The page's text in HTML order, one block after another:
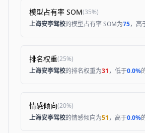
模型占有率 SOM(35%)
上海安亭驾校的模型占有率 SOM为75，高
排名权重(25%)
上海安亭驾校的排名权重为31 ，低于0.0%
情感倾向(20%)
上海安亭驾校的情感倾向为51 ，高于0.0%